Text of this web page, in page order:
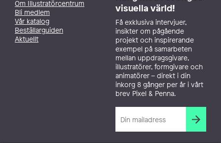
Om Illustratörcentrum
Bli medlem
Vår katalog
Beställarguiden
Aktuellt
visuella värld!
Få exklusiva intervjuer,
insikter om pågående
projekt och inspirerande
exempel på samarbeten
mellan uppdragsgivare,
illustratörer, formgivare och
animatörer – direkt i din
inkorg 8 gånger per år i vårt
brev Pixel & Penna.